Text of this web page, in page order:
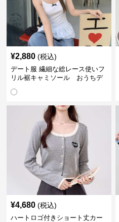
¥2,880 (税込)
デート服 繊細な総レース使いフ
リル裾キャミソール おうちデ
¥4,680 (税込)
ハートロゴ付きショート丈カー